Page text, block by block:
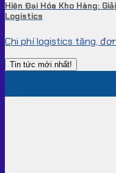
Hiện Đại Hóa Kho Hàng:
Logistics
Chi phí logistics tăng,
Tin tức mới nhất!